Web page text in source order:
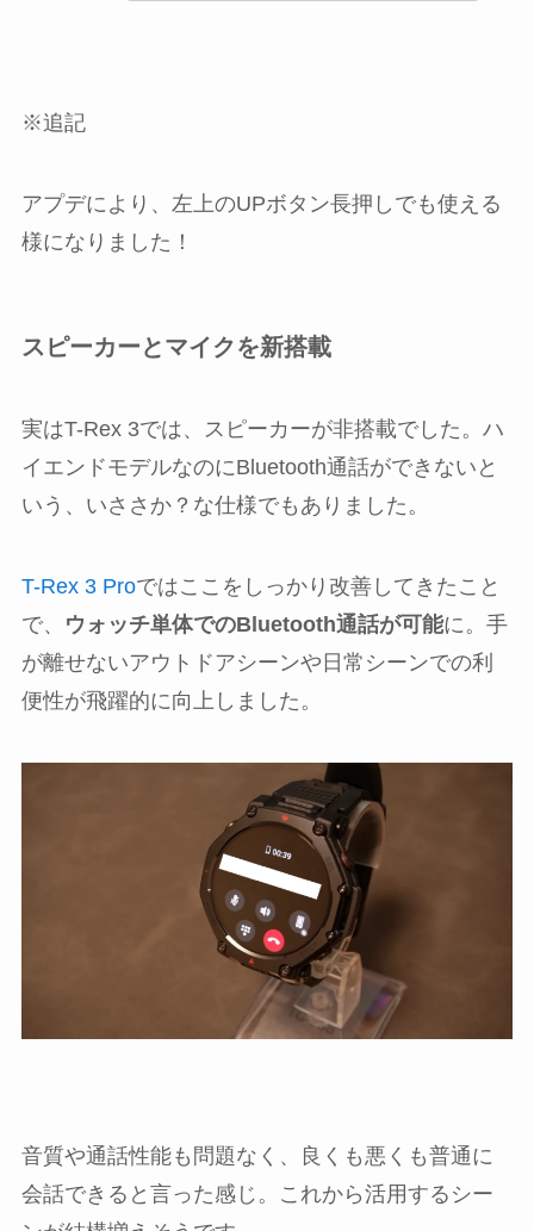
※追記
アプデにより、左上のUPボタン長押しでも使える
様になりました！
スピーカーとマイクを新搭載
実はT-Rex 3では、スピーカーが非搭載でした。ハ
イエンドモデルなのにBluetooth通話ができないと
いう、いささか？な仕様でもありました。
T-Rex 3 Proではここをしっかり改善してきたこと
で、
ウォッチ単体でのBluetooth通話が可能に。手
が離せないアウトドアシーンや日常シーンでの利
便性が飛躍的に向上しました。
音質や通話性能も問題なく、良くも悪くも普通に
会話できると言った感じ。これから活用するシー